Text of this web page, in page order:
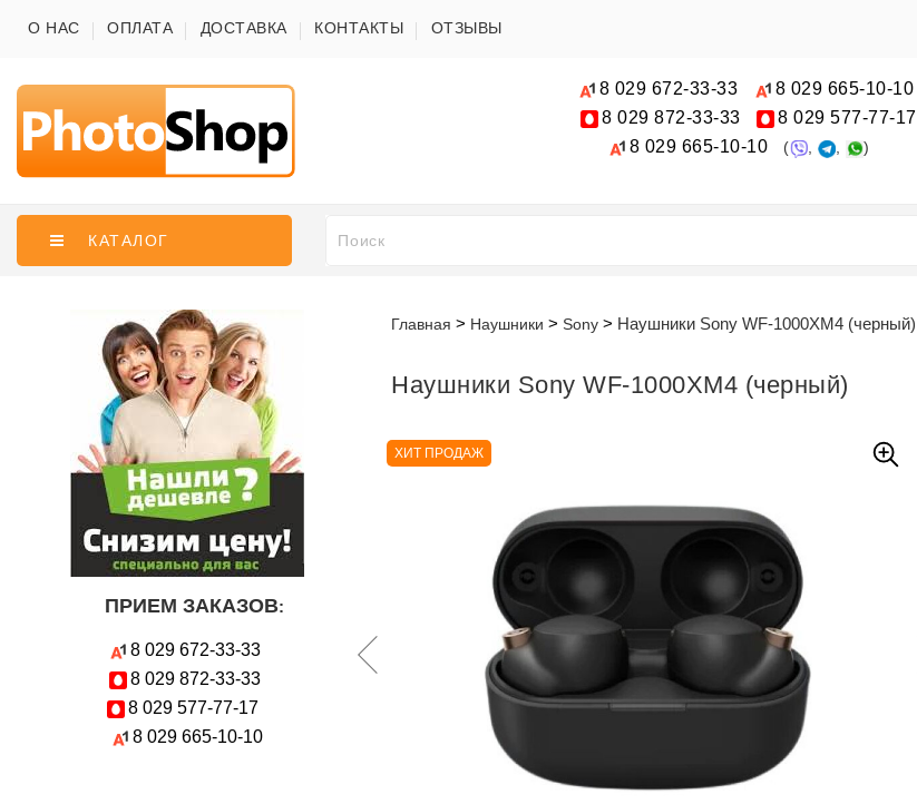
О НАС ОПЛАТА ДОСТАВКА КОНТАКТЫ ОТЗЫВЫ
8 029 672-33-33 8 029 665-10-10
8 029 872-33-33 8 029 577-77-17
8 029 665-10-10 ( , , )
КАТАЛОГ
Главная Наушники Sony Наушники Sony WF-1000XM4 (черный)
Наушники Sony WF-1000XM4 (черный)
ХИТ ПРОДАЖ
ПРИЕМ ЗАКАЗОВ:
8 029 672-33-33
8 029 872-33-33
8 029 577-77-17
8 029 665-10-10